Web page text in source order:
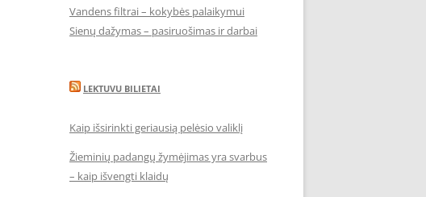
Vandens filtrai – kokybės palaikymui
Sienų dažymas – pasiruošimas ir darbai
LEKTUVU BILIETAI
Kaip išsirinkti geriausią pelėsio valiklį
Žieminių padangų žymėjimas yra svarbus
– kaip išvengti klaidų